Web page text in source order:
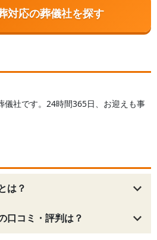
対応の葬儀社を探す
儀社です。24時間365日、お迎えも事
は？
口コミ・評判は？